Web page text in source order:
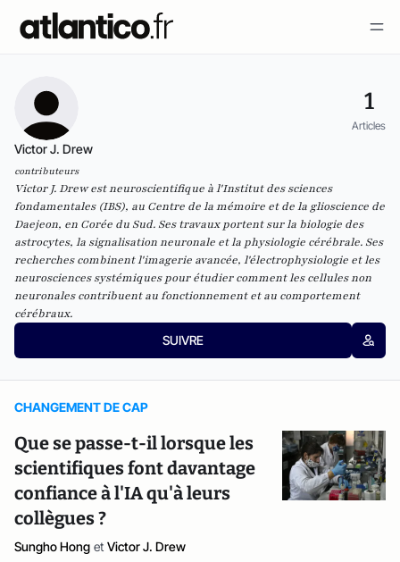
1
Articles
Victor J. Drew
contributeurs
Victor J. Drew est neuroscientifique à l'Institut des sciences
fondamentales (IBS), au Centre de la mémoire et de la glioscience de
Daejeon, en Corée du Sud. Ses travaux portent sur la biologie des
astrocytes, la signalisation neuronale et la physiologie cérébrale. Ses
recherches combinent l'imagerie avancée, l'électrophysiologie et les
neurosciences systémiques pour étudier comment les cellules non
neuronales contribuent au fonctionnement et au comportement
cérébraux.
SUIVRE
CHANGEMENT DE CAP
Que se passe-t-il lorsque les
scientifiques font davantage
confiance à l'IA qu'à leurs
collègues ?
Sungho Hong et Victor J. Drew